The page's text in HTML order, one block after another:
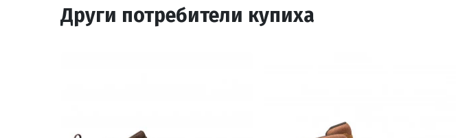
Други потребители купиха